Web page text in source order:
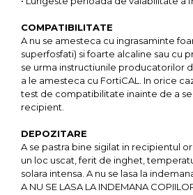
COMPATIBILITATE
A nu se amesteca cu ingrasaminte
superfosfati) si foarte alcaline sau cu
se urma instructiunile producatorilor
a le amesteca cu FortiCAL. In orice
test de compatibilitate inainte de a
recipient.
DEPOZITARE
A se pastra bine sigilat in recipientul
un loc uscat, ferit de inghet,
solara intensa. A nu se lasa la
A NU SE LASA LA INDEMANA